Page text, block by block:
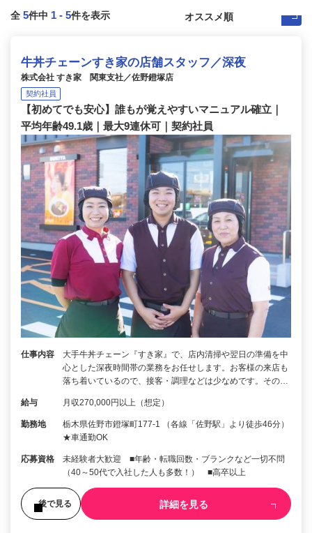
全 5件中 1 - 5件を表示
牛丼チェーンすき家の店舗スタッフ／深夜
株式会社 すき家 関東支社／佐野鐙塚店
契約社員
【初めてでも安心】誰もが覚えやすいマニュアル確立｜
平均年齢49.1歳｜最大9連休可｜契約社員
仕事内容
大手牛丼チェーン『すき家』で、店内清掃や翌日の準備を中
心とした深夜時間帯の業務をお任せします。お客様の来店も
落ち着いているので、接客・調理などは少なめです。その…
給与 月収270,000円以上（想定）
勤務地
栃木県佐野市鐙塚町177-1 （各線「佐野駅」より徒歩46分）
★車通勤OK
応募資格
未経験者大歓迎 ■年齢・転職回数・ブランクなど一切不問
（40～50代で入社した人も多数！） ■高卒以上
後で見る 詳細を見る